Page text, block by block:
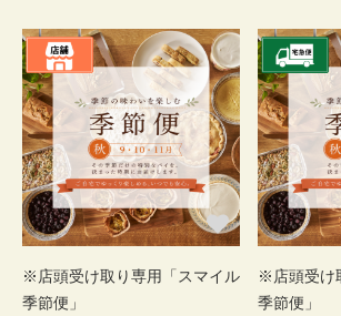
※店頭受け取り専用「スマイル
季節便」
※店頭受け
季節便」